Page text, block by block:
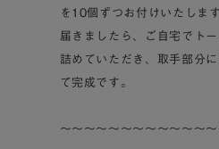
を10個ずつお付けいたします
届きましたら、ご自宅でト
詰めていただき、取手部分
て完成です。
～～～～～～～～～～～～